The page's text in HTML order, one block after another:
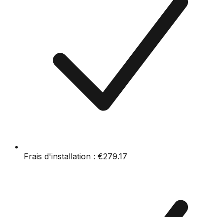
Frais d'installation : €279.17